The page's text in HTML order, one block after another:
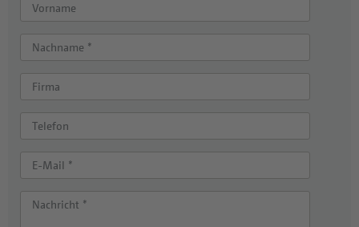
Vorname
Nachname *
Firma
Telefon
E-Mail *
Nachricht *